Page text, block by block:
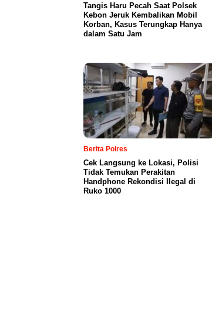
Tangis Haru Pecah Saat Polsek
Kebon Jeruk Kembalikan Mobil
Korban, Kasus Terungkap Hanya
dalam Satu Jam
Berita Polres
Cek Langsung ke Lokasi, Polisi
Tidak Temukan Perakitan
Handphone Rekondisi Ilegal di
Ruko 1000